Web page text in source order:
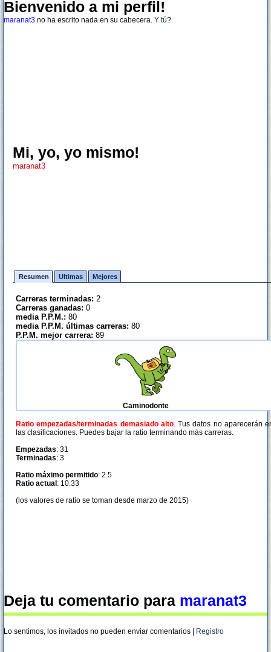
Bienvenido a mi perfil!
maranat3 no ha escrito nada en su cabecera. Y tú?
Mi, yo, yo mismo!
maranat3
Resumen Ultimas Mejores
Carreras terminadas: 2
Carreras ganadas: 0
media P.P.M.: 80
media P.P.M. últimas carreras: 80
P.P.M. mejor carrera: 89
Caminodonte
Ratio empezadas/terminadas demasiado alto. Tus datos no aparecerán
las clasificaciones. Puedes bajar la ratio terminando más carreras.
Empezadas: 31
Terminadas: 3
Ratio máximo permitido: 2.5
Ratio actual : 10.33
(los valores de ratio se toman desde marzo de 2015)
Deja tu comentario para maranat3
Lo sentimos, los invitados no pueden enviar comentarios | Registro